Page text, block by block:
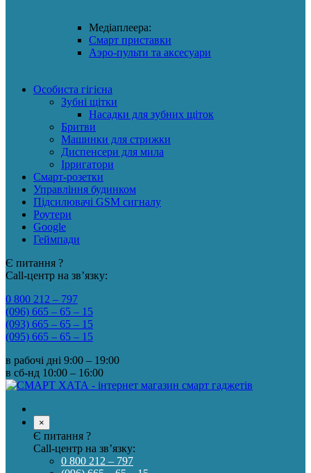
Медіаплеера:
Смарт приставки
Аэро-пульти та аксесуари
Особиста гігієна
Зубні щітки
Насадки для зубних щіток
Бритви
Машинки для стрижки
Диспенсери для мила
Ірригатори
Смарт-розетки
Управління будинком
Підсилювачі GSM сигналу
Роутери
Google
Геймпади
Є питання ?
Call-центр на зв’язку:
0 800 212 – 797
(096) 665 – 65 – 15
(093) 665 – 65 – 15
(095) 665 – 65 – 15
в рабочі дні 9:00 – 19:00
в сб-нд 10:00 – 16:00
×
Є питання ?
Call-центр на зв’язку:
0 800 212 – 797